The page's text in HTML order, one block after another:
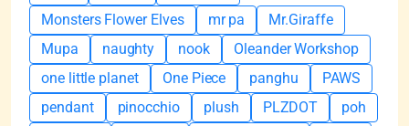
Monsters Flower Elves
mr pa
Mr.Giraffe
Mupa
naughty nook
Oleander Workshop
one little planet
One Piece panghu
PAWS
pendant
pinocchio plush PLZDOT
poh